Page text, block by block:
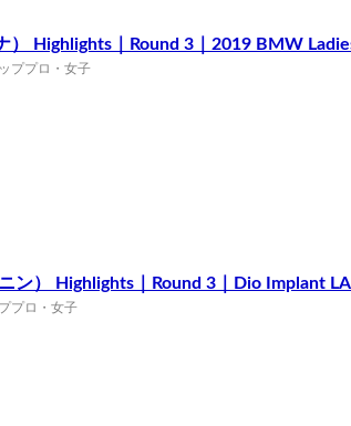
） Highlights｜Round 3｜2019 BMW
ププロ・女子
ン） Highlights｜Round 3｜Dio Implant
プロ・女子